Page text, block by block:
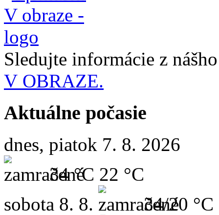
Sledujte informácie z
V OBRAZE.
Aktuálne počasie
dnes, piatok 7. 8. 2026
34 °C 22 °C
sobota 8. 8. 34/20 °C